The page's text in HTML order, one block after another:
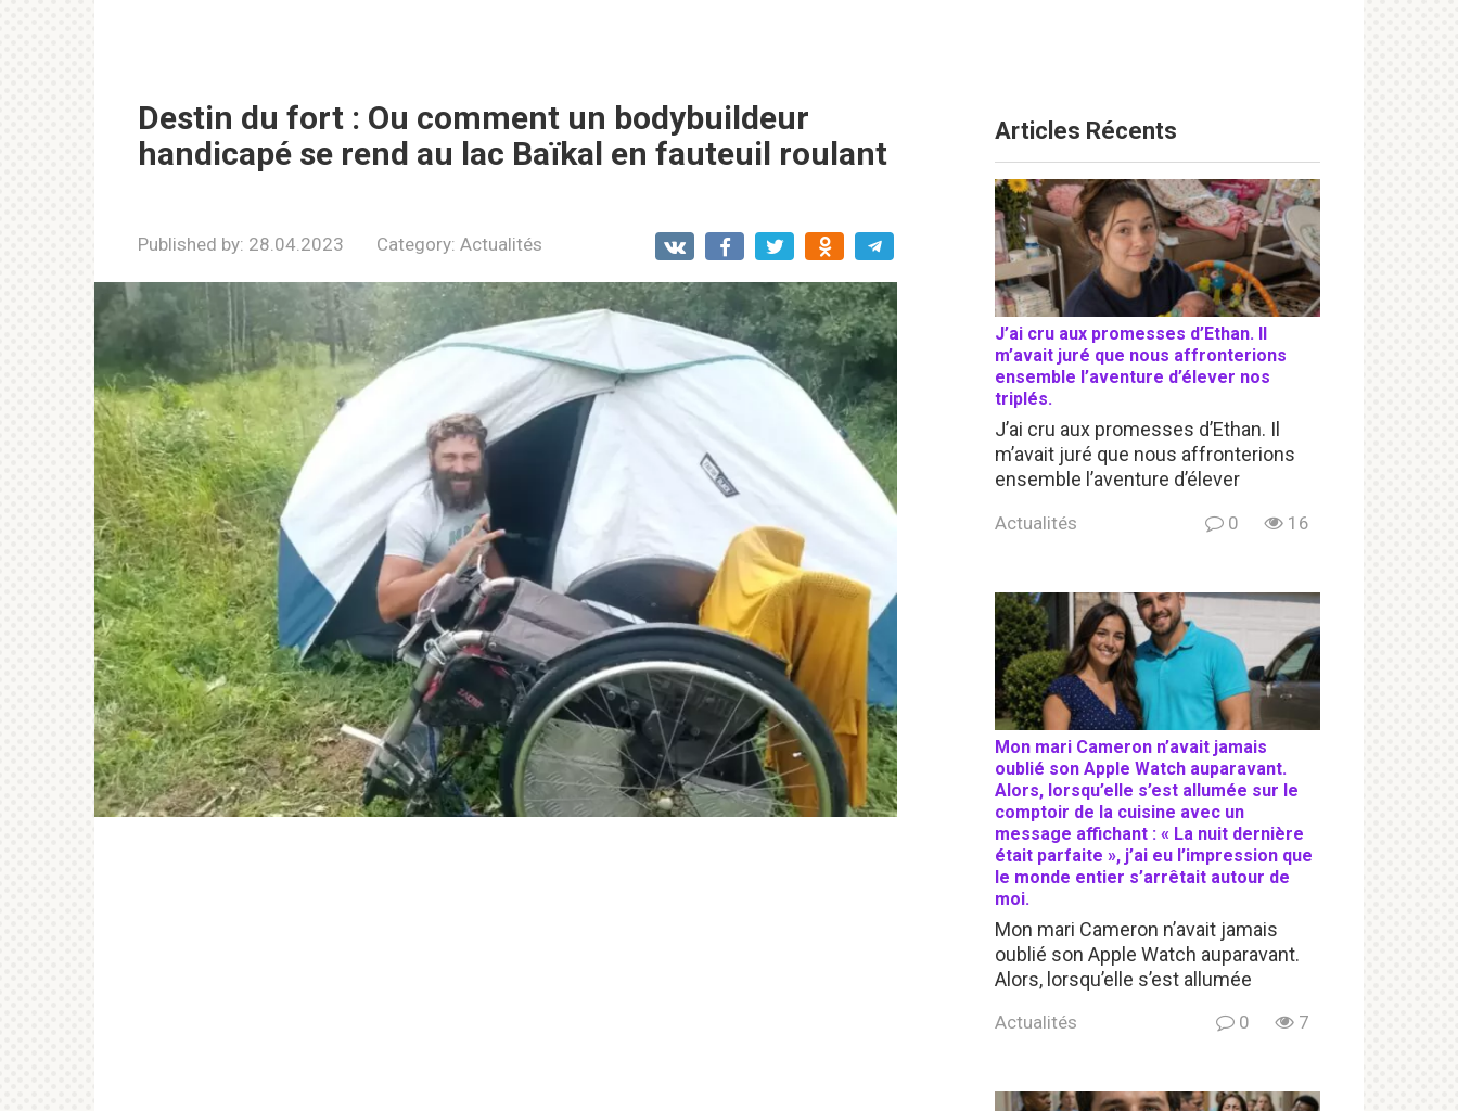
Destin du fort : Ou comment un bodybuildeur
handicapé se rend au lac Baïkal en fauteuil roulant
Published by: 28.04.2023 Category: Actualités
Articles Récents
J’ai cru aux promesses d’Ethan. Il
m’avait juré que nous affronterions
ensemble l’aventure d’élever nos
triplés.
J’ai cru aux promesses d’Ethan. Il
m’avait juré que nous affronterions
ensemble l’aventure d’élever
Actualités 0 16
Mon mari Cameron n’avait jamais
oublié son Apple Watch auparavant.
Alors, lorsqu’elle s’est allumée sur le
comptoir de la cuisine avec un
message affichant : « La nuit dernière
était parfaite », j’ai eu l’impression que
le monde entier s’arrêtait autour de
moi.
Mon mari Cameron n’avait jamais
oublié son Apple Watch auparavant.
Alors, lorsqu’elle s’est allumée
Actualités 0 7